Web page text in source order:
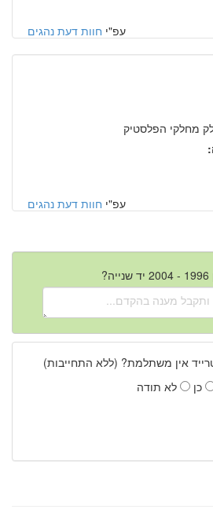
עפ"י חוות דעת נהגים
מחלקי הפלסטיק
עפ"י חוות דעת נהגים
אין משתלמת? (ללא התחייבות)
כן
לא תודה